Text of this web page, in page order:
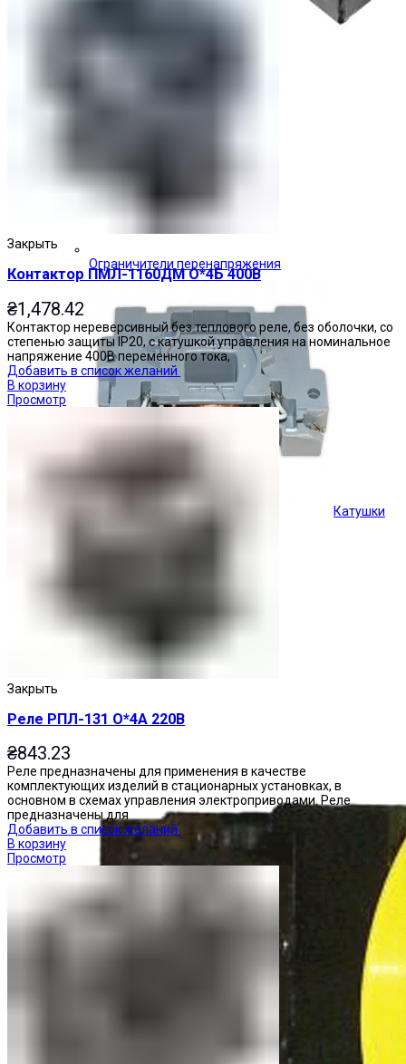
Ограничители перенапряжения
Катушки
Закрыть
Контактор ПМЛ-1160ДМ О*4Б 400В
₴1,478.42
Контактор нереверсивный без теплового реле, без оболочки, со
степенью защиты IP20, с катушкой управления на номинальное
напряжение 400В переменного тока,
Добавить в список желаний
В корзину
Просмотр
Закрыть
Реле РПЛ-131 О*4А 220В
₴843.23
Реле предназначены для применения в качестве
комплектующих изделий в стационарных установках, в
основном в схемах управления электроприводами. Реле
предназначены для
Добавить в список желаний
В корзину
Просмотр